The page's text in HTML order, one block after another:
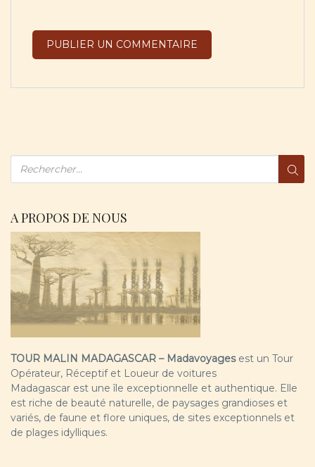
A PROPOS DE NOUS
TOUR MALIN MADAGASCAR – Madavoyagesest un Tour
Opérateur, Réceptif et Loueur de voitures
Madagascar est une île exceptionnelle et authentique. Elle
est riche de beauté naturelle, de paysages grandioses et
variés, de faune et flore uniques, de sites exceptionnels et
de plages idylliques.